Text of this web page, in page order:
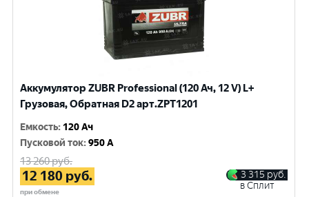
Аккумулятор ZUBR Professional (120 Ач, 12 V) L+
Грузовая, Обратная D2 арт.ZPT1201
Емкость: 120 Ач
Пусковой ток:950 A
13 260руб.
12 180 руб.
при обмене
3 315 руб.
в Сплит